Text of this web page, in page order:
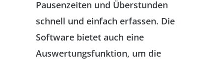
Pausenzeiten und Überstunden
schnell und einfach erfassen. Die
Software bietet auch eine
Auswertungsfunktion, um die